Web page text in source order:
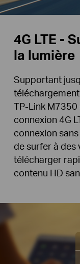
4G LTE -
la lumière
Supportant
TP-Link
connexion 4G
connexion
de surfer à des
télécharger
contenu HD